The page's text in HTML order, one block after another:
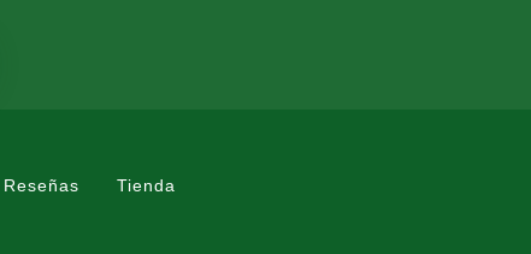
Reseñas Tienda